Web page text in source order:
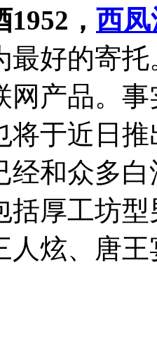
， 西
最好的寄
网产品。
将于近日
经和众多
括厚工坊
人炫、唐